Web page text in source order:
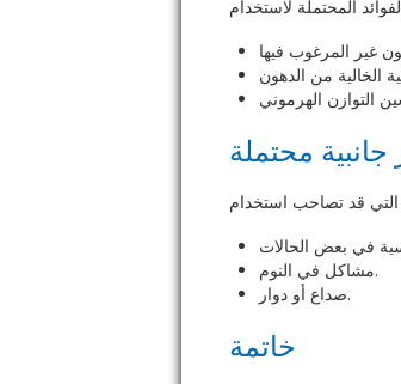
جانبية محتملة
مشاكل في النوم.
صداع أو دوار.
خاتمة